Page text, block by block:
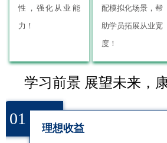
性，强化从业能
力！
配模拟化场景，帮
助学员拓展从业宽
度！
学习前景 展望未来，
01
理想收益